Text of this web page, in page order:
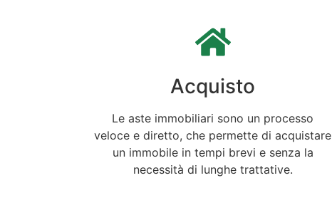
Acquisto
Le aste immobiliari sono un processo
veloce e diretto, che permette di acquistare
un immobile in tempi brevi e senza la
necessità di lunghe trattative.